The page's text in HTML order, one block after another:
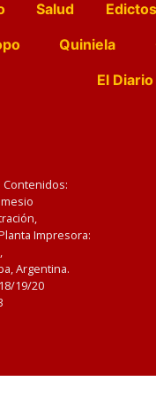
Salud Edictos
Quiniela
El
Impresora:
Argentina.
19/20